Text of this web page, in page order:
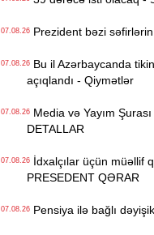
07.08.26Prezident bəzi
07.08.26Bu il Azərbaycanda
açıqlandı - Qiymətlər
07.08.26Media və Yayım
DETALLAR
07.08.26İdxalçılar üçün müəllif
PRESEDENT QƏRAR
07.08.26Pensiya ilə bağlı